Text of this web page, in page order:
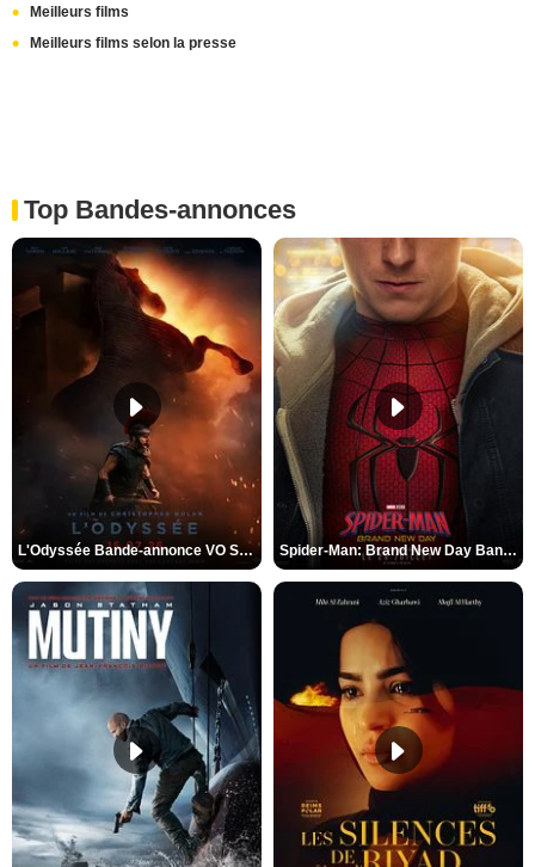
Meilleurs films
Meilleurs films selon la presse
Top Bandes-annonces
L'Odyssée Bande-annonce VO STFR Spider-Man: Brand New Day Bande-annonce VO STFR